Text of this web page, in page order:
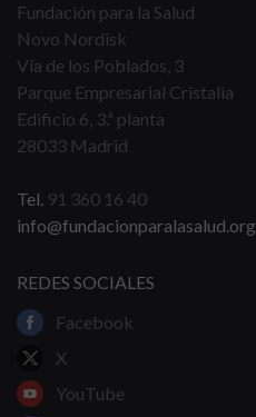
Fundación para la Salud
Novo Nordisk
Vía de los Poblados, 3
Parque Empresarial Cristalia
Edificio 6, 3.ª planta
28033 Madrid
Tel. 91 360 16 40
info@fundacionparalasalud.org
REDES SOCIALES
Facebook
X
YouTube